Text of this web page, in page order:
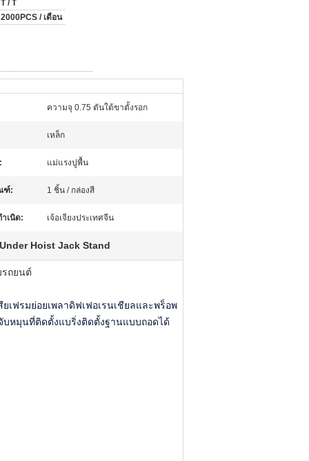
T / T
2000PCS / เดือน
ความจุ 0.75 ตันใต้ขาตั้งรอก
เหล็ก
แม่แรงปูพื้น
ฑ์: 1 ชิ้น / กล่องสี
เนิด: เจ้อเจียงประเทศจีน
Hoist Jack Stand
ถยนต์
ฟรมย่อยเพลาดิฟเฟอเรนเชียลและพร็อพ
บหมุนที่ติดตั้งแบริ่งติดตั้งฐานแบบถอดได้